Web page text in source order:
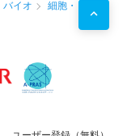
バイオ
細胞・